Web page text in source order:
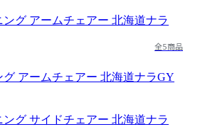
全5商品
アームチェアー 北海道ナラGY